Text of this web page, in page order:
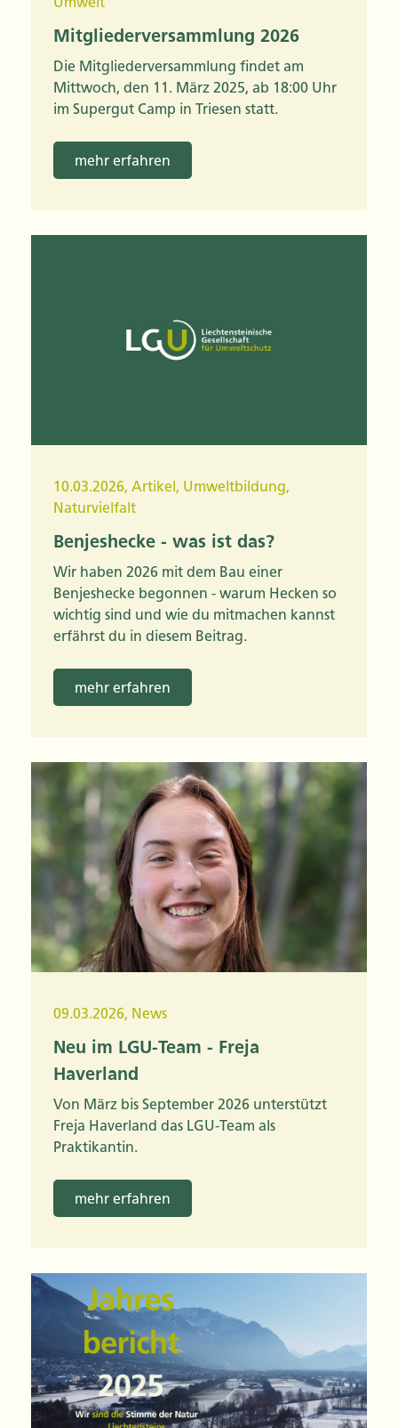
Mitgliederversammlung 2026
Die Mitgliederversammlung findet am
Mittwoch, den 11. März 2025, ab 18:00 Uhr
im Supergut Camp in Triesen statt.
mehr erfahren
10.03.2026, Artikel, Umweltbildung,
Naturvielfalt
Benjeshecke - was ist das?
Wir haben 2026 mit dem Bau einer
Benjeshecke begonnen - warum Hecken so
wichtig sind und wie du mitmachen kannst
erfährst du in diesem Beitrag.
mehr erfahren
09.03.2026, News
Neu im LGU-Team - Freja
Haverland
Von März bis September 2026 unterstützt
Freja Haverland das LGU-Team als
Praktikantin.
mehr erfahren